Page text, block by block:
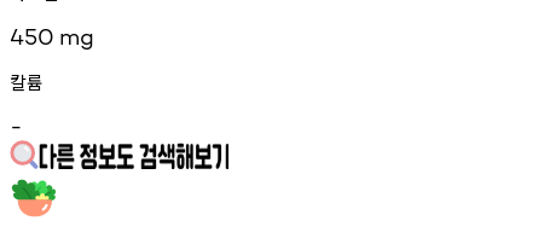
450 mg
칼륨
-